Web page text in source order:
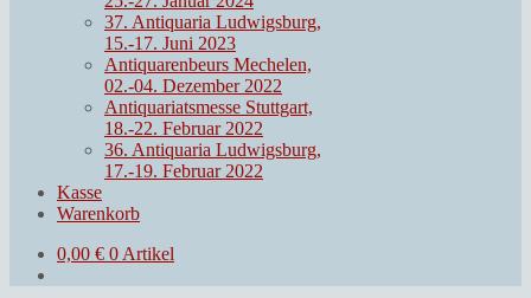
37. Antiquaria Ludwigsburg,
15.-17. Juni 2023
Antiquarenbeurs Mechelen,
02.-04. Dezember 2022
Antiquariatsmesse Stuttgart,
18.-22. Februar 2022
36. Antiquaria Ludwigsburg,
17.-19. Februar 2022
Kasse
Warenkorb
0,00 € 0 Artikel